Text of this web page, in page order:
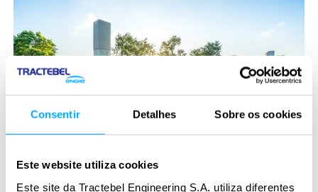
Consentir Detalhes Sobre os cookies
Este website utiliza cookies
Este site da Tractebel Engineering S.A. utiliza diferentes